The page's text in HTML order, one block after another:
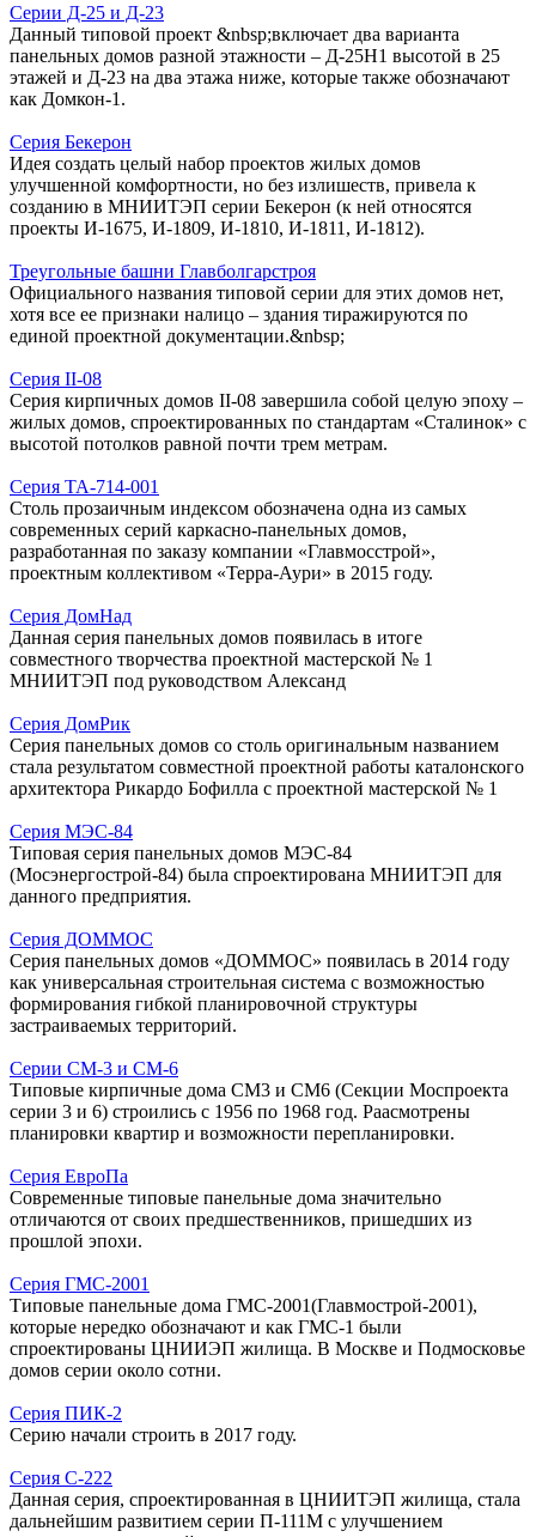
Серии Д-25 и Д-23
Данный типовой проект &nbsp;включает два варианта
панельных домов разной этажности – Д-25Н1 высотой в 25
этажей и Д-23 на два этажа ниже, которые также обозначают
как Домкон-1.
Серия Бекерон
Идея создать целый набор проектов жилых домов
улучшенной комфортности, но без излишеств, привела к
созданию в МНИИТЭП серии Бекерон (к ней относятся
проекты И-1675, И-1809, И-1810, И-1811, И-1812).
Треугольные башни Главболгарстроя
Официального названия типовой серии для этих домов нет,
хотя все ее признаки налицо – здания тиражируются по
единой проектной документации.&nbsp;
Серия II-08
Серия кирпичных домов II-08 завершила собой целую эпоху –
жилых домов, спроектированных по стандартам «Сталинок» с
высотой потолков равной почти трем метрам.
Серия ТА-714-001
Столь прозаичным индексом обозначена одна из самых
современных серий каркасно-панельных домов,
разработанная по заказу компании «Главмосстрой»,
проектным коллективом «Терра-Аури» в 2015 году.
Серия ДомНад
Данная серия панельных домов появилась в итоге
совместного творчества проектной мастерской № 1
МНИИТЭП под руководством Александ
Серия ДомРик
Серия панельных домов со столь оригинальным названием
стала результатом совместной проектной работы каталонского
архитектора Рикардо Бофилла с проектной мастерской № 1
Серия МЭС-84
Типовая серия панельных домов МЭС-84
(Мосэнергострой-84) была спроектирована МНИИТЭП для
данного предприятия.
Серия ДОММОС
Серия панельных домов «ДОММОС» появилась в 2014 году
как универсальная строительная система с возможностью
формирования гибкой планировочной структуры
застраиваемых территорий.
Серии СМ-3 и СМ-6
Типовые кирпичные дома СМ3 и СМ6 (Секции Моспроекта
серии 3 и 6) строились с 1956 по 1968 год. Раасмотрены
планировки квартир и возможности перепланировки.
Серия ЕвроПа
Современные типовые панельные дома значительно
отличаются от своих предшественников, пришедших из
прошлой эпохи.
Серия ГМС-2001
Типовые панельные дома ГМС-2001(Главмострой-2001),
которые нередко обозначают и как ГМС-1 были
спроектированы ЦНИИЭП жилища. В Москве и Подмосковье
домов серии около сотни.
Серия ПИК-2
Серию начали строить в 2017 году.
Серия С-222
Данная серия, спроектированная в ЦНИИТЭП жилища, стала
дальнейшим развитием серии П-111М с улучшением